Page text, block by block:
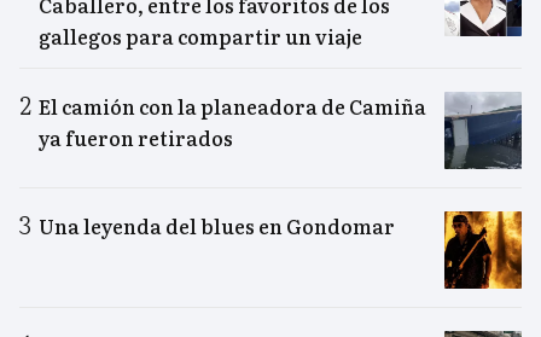
gallegos para compartir un viaje
El camión con la planeadora de Camiña
ya fueron retirados
Una leyenda del blues en Gondomar